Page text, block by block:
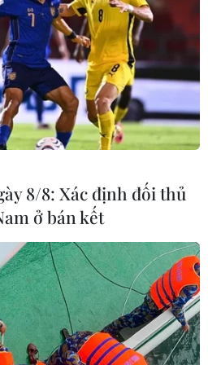
nâng cấp
Gram 17 mới nhất đi kèm bộ
thứ 10 với hiệu năng đồ họa
2019.
8/8: Xác định đối thủ
ở bán kết